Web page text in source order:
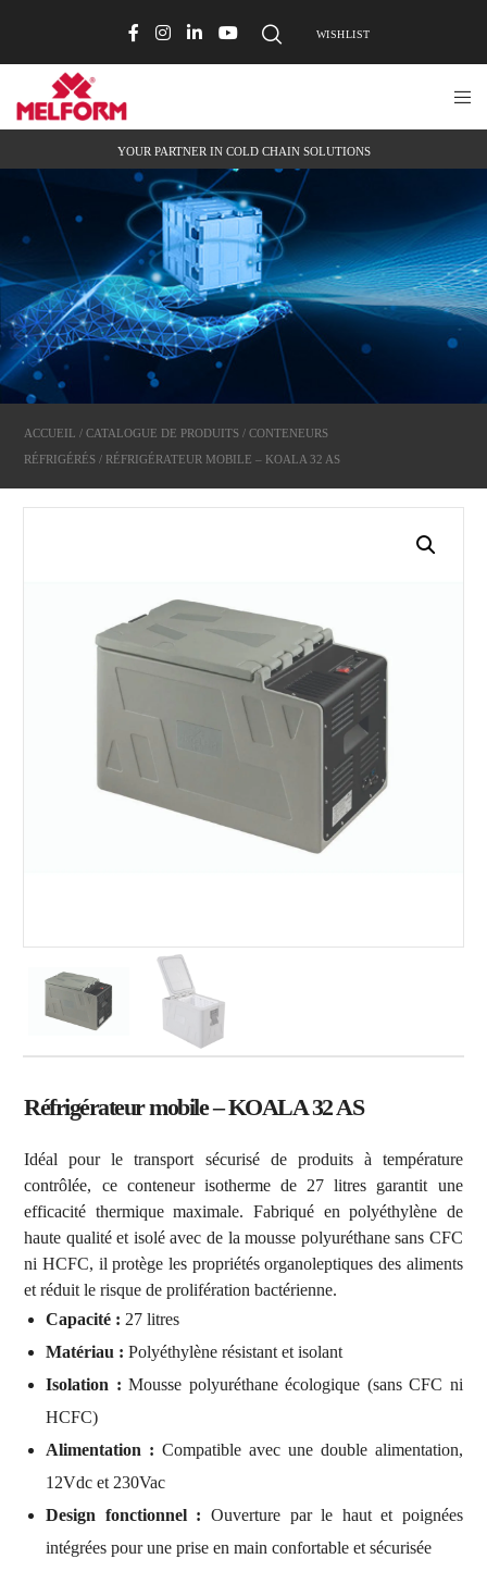
WISHLIST
YOUR PARTNER IN COLD CHAIN SOLUTIONS
ACCUEIL /CATALOGUE DE PRODUITS /CONTENEURS
RÉFRIGÉRÉS / RÉFRIGÉRATEUR MOBILE – KOALA 32 AS
Réfrigérateur mobile – KOALA 32 AS
Idéal pour le transport sécurisé de produits à température
contrôlée, ce conteneur isotherme de 27 litres garantit une
efficacité thermique maximale. Fabriqué en polyéthylène de
haute qualité et isolé avec de la mousse polyuréthane sans CFC
ni HCFC, il protège les propriétés organoleptiques des aliments
et réduit le risque de prolifération bactérienne.
Capacité : 27 litres
Matériau : Polyéthylène résistant et isolant
Isolation : Mousse polyuréthane écologique (sans CFC ni
HCFC)
Alimentation : Compatible avec une double alimentation,
12Vdc et 230Vac
Design fonctionnel : Ouverture par le haut et poignées
intégrées pour une prise en main confortable et sécurisée